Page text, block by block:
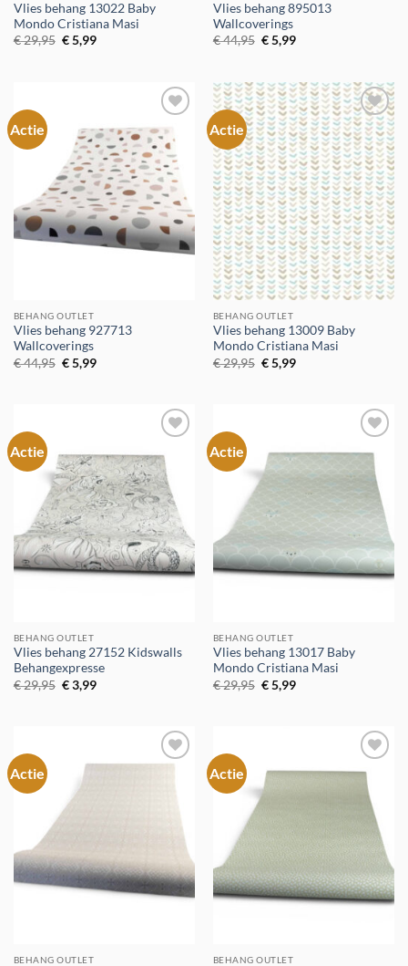
Vlies behang 13022 Baby
Mondo Cristiana Masi
€29,95 Oorspronkelijke
prijs
€5,99Huidige
Vlies behang 895013
Wallcoverings
€44,95 Oorspronkelijke
prijs
€5,99Huidige
Actie
Toevoegen
aan
verlanglijst
BEHANG OUTLET
Vlies behang 927713
Wallcoverings
€44,95 Oorspronkelijke
prijs
€5,99Huidige
Actie
Toevoegen
aan
verlanglijst
BEHANG OUTLET
Vlies behang 13009 Baby
Mondo Cristiana Masi
€29,95 Oorspronkelijke
prijs
€5,99Huidige
Actie
aan
verlanglijst
BEHANG OUTLET
Vlies behang 27152 Kidswalls
Behangexpresse
€29,95 Oorspronkelijke
prijs
€3,99Huidige
Actie
Toevoegen
verlanglijst
BEHANG OUTLET
Vlies behang 13017 Baby
Mondo Cristiana Masi
€29,95 Oorspronkelijke
prijs
€5,99Huidige
Actie
BEHANG OUTLET
Actie
Toevoegen
aan
verlanglijst
BEHANG OUTLET